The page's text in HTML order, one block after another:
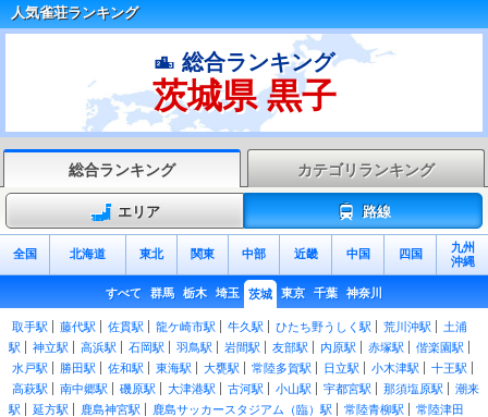
人気雀荘ランキング
総合ランキング
茨城県 黒子
総合ランキング カテゴリランキング
エリア 路線
全国 北海道 東北 関東 中部 近畿 中国 四国
九州
沖縄
すべて 群馬 栃木 埼玉 茨城 東京 千葉 神奈川
取手駅 藤代駅 佐貫駅 龍ケ崎市駅 牛久駅 ひたち野うしく駅 荒川沖駅
土浦
駅
神立駅 高浜駅 石岡駅 羽鳥駅 岩間駅 友部駅 内原駅 赤塚駅
偕楽園駅
水戸駅
勝田駅 佐和駅 東海駅 大甕駅 常陸多賀駅 日立駅 小木津駅
十王駅
高萩駅
南中郷駅 磯原駅 大津港駅 古河駅 小山駅 宇都宮駅 那須塩原駅
潮来
駅
延方駅 鹿島神宮駅 鹿島サッカースタジアム（臨）駅 常陸青柳駅
常陸津田